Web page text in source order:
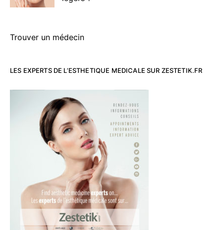
Trouver un médecin
LES EXPERTS DE L’ESTHETIQUE MEDICALE SUR ZESTETIK.FR